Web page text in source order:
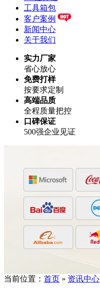
工具箱包
客户案例
新闻中心
关于我们
实力厂家
省心放心
免费打样
按要求定制
高端品质
全程质量把控
口碑保证
500强企业见证
当前位置： 首页 » 资讯中心